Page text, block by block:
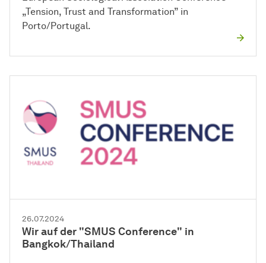
„Tension, Trust and Transformation” in
Porto/Portugal.
26.07.2024
Wir auf der "SMUS Conference" in
Bangkok/Thailand